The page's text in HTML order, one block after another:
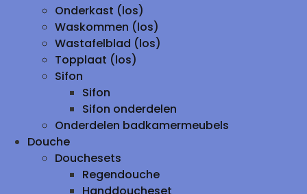
Onderkast (los)
Waskommen (los)
Wastafelblad (los)
Topplaat (los)
Sifon
Sifon
Sifon onderdelen
Onderdelen badkamermeubels
Douche
Douchesets
Regendouche
Handdoucheset